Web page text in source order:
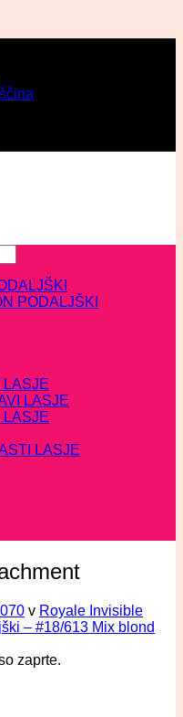
PODALJŠKI
LASJE
LASJE
LASJE
LASJE
v Royale Invisible
– #18/613 Mix blond
zaprte.